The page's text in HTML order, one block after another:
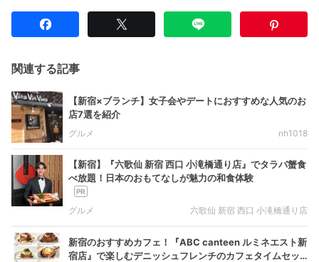
関連する記事
【新宿×ブランチ】女子会やデートにおすすめな人気のお
店7選を紹介
グルメ nh1018
【新宿】『六歌仙 新宿 西口 小滝橋通り店』でタラバ蟹食
べ放題！日本のおもてなしが魅力の和食体験
グルメ 六歌仙 新宿 西口 小滝橋通り店
新宿のおすすめカフェ！『ABC canteen ルミネエスト新
宿店』で楽しむデニッシュフレンチのカフェタイムセッ